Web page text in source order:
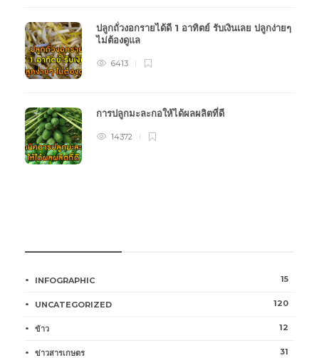
ปลูกถั่วงอกรายได้ดี 1 อาทิตย์ รับเงินเลย ปลูกง่ายๆ
ไม่ต้องดูแล
6413
การปลูกมะละกอให้ได้ผลผลิตที่ดี
14372
INFOGRAPHIC 15
UNCATEGORIZED 120
ข้าว 12
ข่าวสารเกษตร 31